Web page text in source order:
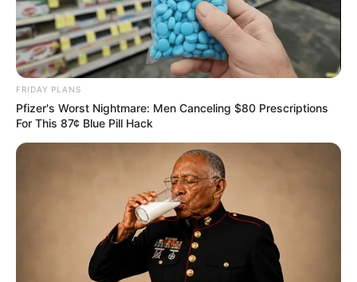
5. Agora que as partes da frente e de trás da
bolsa já estão prontas, pegue novamente a calça
jeans e recorte, na parte que restou das pernas,
dois retângulos de 9 cm x 48 cm. Essas peças vão
formar os lados da bolsa. E para fazer o fundo da
FRIDAY PLANS
Pfizer's Worst Nightmare: Men Canceling $80 Prescriptions
For This 87¢ Blue Pill Hack